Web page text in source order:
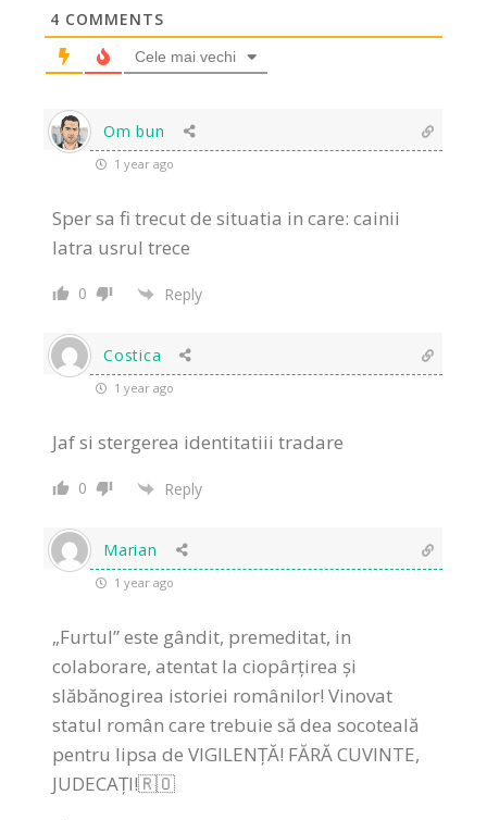
4 COMMENTS
Cele mai vechi
Om bun
1 year ago
Sper sa fi trecut de situatia in care: cainii
latra usrul trece
0 Reply
Costica
1 year ago
Jaf si stergerea identitatiii tradare
0 Reply
Marian
1 year ago
„Furtul” este gândit, premeditat, in
colaborare, atentat la ciopârțirea și
slăbănogirea istoriei românilor! Vinovat
statul român care trebuie să dea socoteală
pentru lipsa de VIGILENȚĂ! FĂRĂ CUVINTE,
JUDECAȚI!🇷🇴